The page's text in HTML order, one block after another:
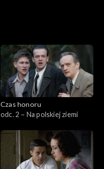
Czas honoru
odc. 2 – Na polskiej ziemi